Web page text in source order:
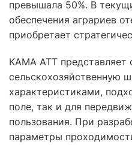
превышала 50%. В
обеспечения аграриев
приобретает
KAMA АТТ
сельскохозяйственную
характеристиками,
поле, так и для
пользования. При
параметры